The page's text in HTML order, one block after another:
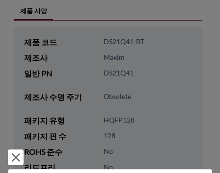
제품 사양
제품 코드 DS21Q41-BT
제조사 Maxim
일반 PN DS21Q41
제조사 수명 주기 Obsolete
패키지 유형 HQFP128
패키지 핀 수 128
ROHS 준수 No
리드프리 No
거부 및 닫기